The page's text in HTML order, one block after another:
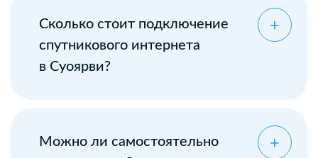
Сколько стоит подключение
спутникового интернета
в Суоярви?
Можно ли самостоятельно